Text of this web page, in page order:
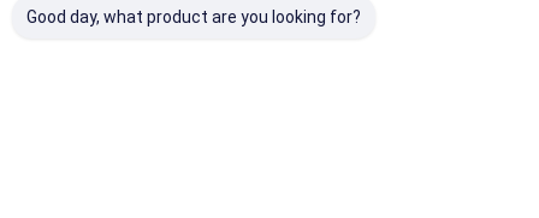
飛行機の乗換バス
Good day, what product are you looking for?